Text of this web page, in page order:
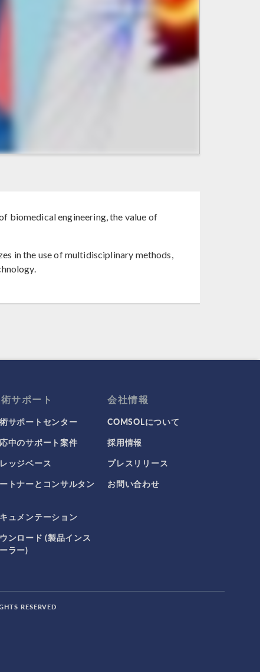
biomedical engineering, the value of
in the use of multidisciplinary methods,
サポート
サポートセンター
中のサポート案件
ッジベース
トナーとコンサルタン
ュメンテーション
ンロード (製品インス
ラー)
会社情報
COMSOLについて
採用情報
プレスリリース
お問い合わせ
RESERVED